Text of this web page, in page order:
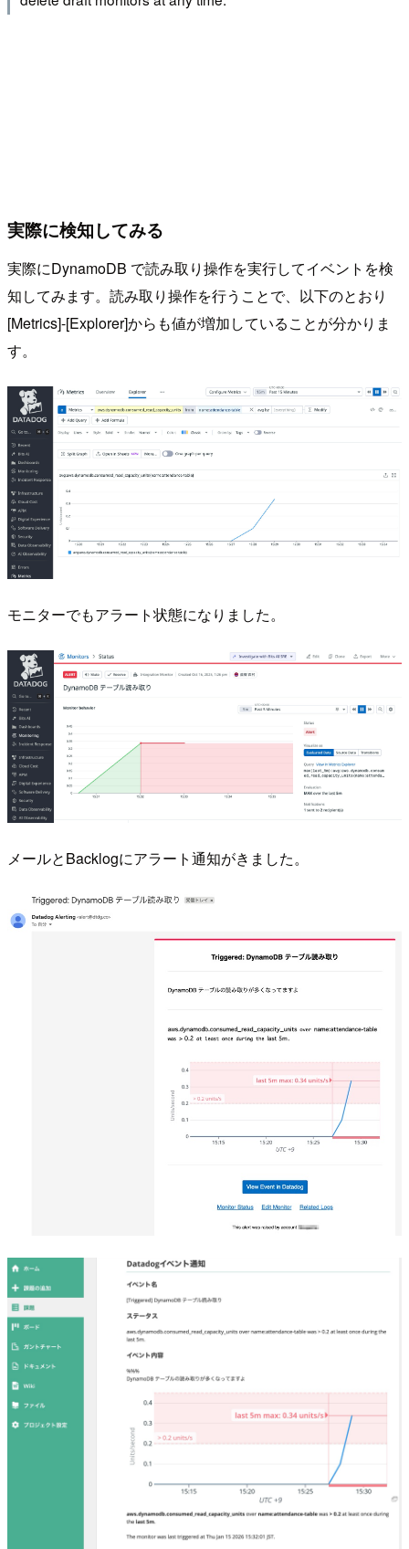
実際に検知してみる
実際にDynamoDB で読み取り操作を実行してイベントを検
知してみます。読み取り操作を行うことで、以下のとおり
[Metrics]-[Explorer]からも値が増加していることが分かりま
す。
モニターでもアラート状態になりました。
メールとBacklogにアラート通知がきました。